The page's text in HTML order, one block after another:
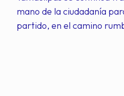
mano de la ciudadanía
partido, en el camino